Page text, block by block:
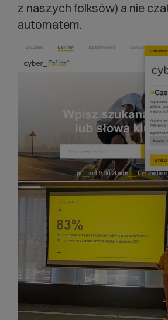
z naszych folksów) a nie
automatem.